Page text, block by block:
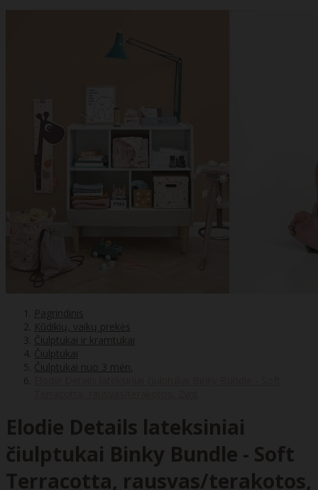
Pagrindinis
Kūdikių, vaikų prekės
Čiulptukai ir kramtukai
Čiulptukai
Čiulptukai nuo 3 mėn.
Elodie Details lateksiniai
čiulptukai Binky Bundle - Soft
Terracotta, rausvas/terakotos,